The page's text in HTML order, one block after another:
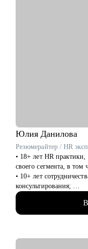
Юлия Данилова
Резюмерайтер / HR
• 18+ лет HR
своего сегмента, в том
• 10+ лет
консультирования;
• 3000+ составленных
уровня и
• 500+ продуктивных